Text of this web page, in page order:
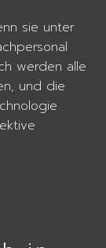
sie unter
werden alle
und die